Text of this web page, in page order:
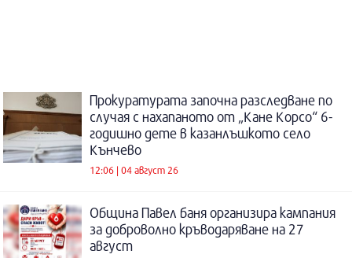
Прокуратурата започна разследване по
случая с нахапаното от „Кане Корсо“ 6-
годишно дете в казанлъшкото село
Кънчево
12:06 | 04 август 26
Община Павел баня организира кампания
за доброволно кръводаряване на 27
август